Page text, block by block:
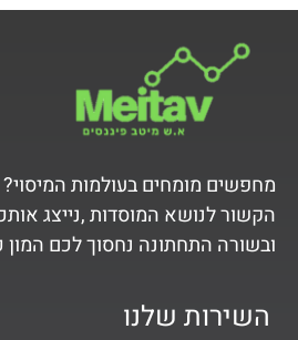
מחפשים מומחים בעולמות
הקשור לנושא המוסדות ,נייצג
ובשורה התחתונה נחסוך לכם
השירות שלנו